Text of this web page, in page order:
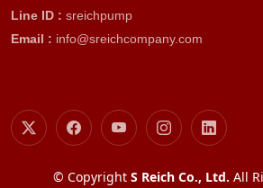
Line ID : sreichpump
Email : info@sreichcompany.com
© Copyright S Reich Co., Ltd. All